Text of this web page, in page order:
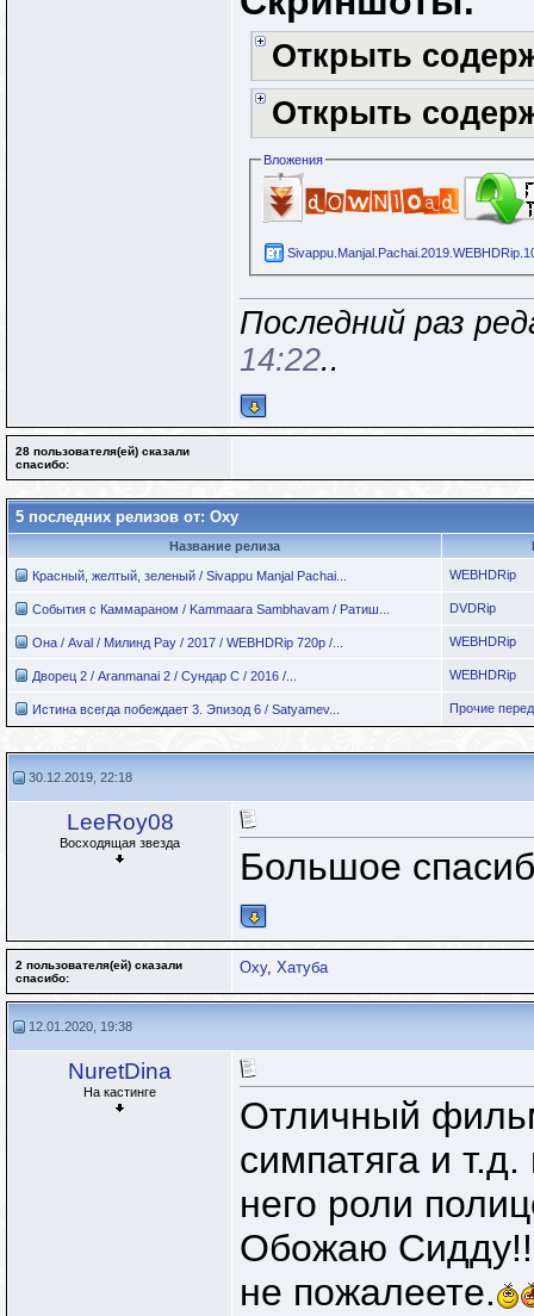
Открыть
Открыть
Вложения
Последний раз
14:22..
28 пользователя(ей) сказали
cпасибо:
5 последних релизов от: Oxy
Название релиза
Красный, желтый, зеленый / Sivappu Manjal Pachai... WEBHDRip
События с Каммараном / Kammaara Sambhavam / Ратиш... DVDRip
Она / Aval / Милинд Рау / 2017 / WEBHDRip 720p /... WEBHDRip
Дворец 2 / Aranmanai 2 / Сундар С / 2016 /... WEBHDRip
Истина всегда побеждает 3. Эпизод 6 / Satyamev... Прочие
30.12.2019, 22:18
LeeRoy08
Восходящая звезда
Большое
2 пользователя(ей) сказали
cпасибо:
Oxy, Хатуба
12.01.2020, 19:38
NuretDina
На кастинге
Отличный
симпатяга и
него роли
Обожаю
не пожалеете.